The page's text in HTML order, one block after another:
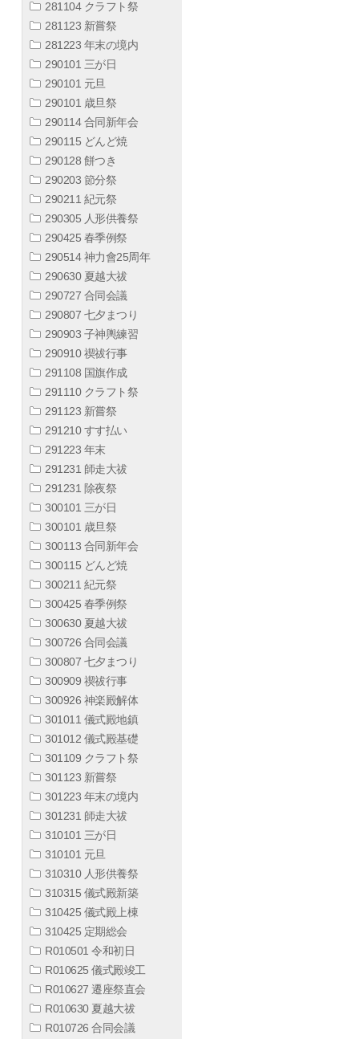
281104 クラフト祭
281123 新嘗祭
281223 年末の境内
290101 三が日
290101 元旦
290101 歳旦祭
290114 合同新年会
290115 どんど焼
290128 餅つき
290203 節分祭
290211 紀元祭
290305 人形供養祭
290425 春季例祭
290514 神力會25周年
290630 夏越大祓
290727 合同会議
290807 七夕まつり
290903 子神輿練習
290910 禊祓行事
291108 国旗作成
291110 クラフト祭
291123 新嘗祭
291210 すす払い
291223 年末
291231 師走大祓
291231 除夜祭
300101 三が日
300101 歳旦祭
300113 合同新年会
300115 どんど焼
300211 紀元祭
300425 春季例祭
300630 夏越大祓
300726 合同会議
300807 七夕まつり
300909 禊祓行事
300926 神楽殿解体
301011 儀式殿地鎮
301012 儀式殿基礎
301109 クラフト祭
301123 新嘗祭
301223 年末の境内
301231 師走大祓
310101 三が日
310101 元旦
310310 人形供養祭
310315 儀式殿新築
310425 儀式殿上棟
310425 定期総会
R010501 令和初日
R010625 儀式殿竣工
R010627 遷座祭直会
R010630 夏越大祓
R010726 合同会議